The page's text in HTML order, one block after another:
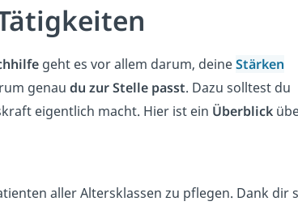
geht es vor allem darum, deineStärken
genau du zur Stelle passt. Dazu solltest du
eigentlich macht. Hier ist ein Überblick
aller Altersklassen zu pflegen. Dank dir